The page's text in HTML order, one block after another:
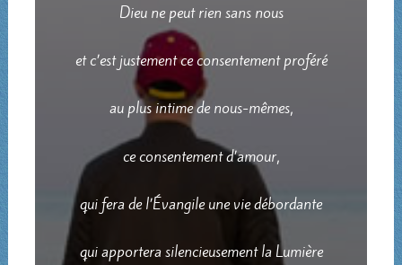
Dieu ne peut rien sans nous
et c’est justement ce consentement proféré
au plus intime de nous-mêmes,
ce consentement d’amour,
qui fera de l’Évangile une vie débordante
qui apportera silencieusement la Lumière